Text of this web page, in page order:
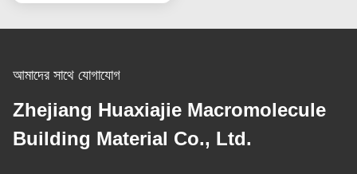
আমাদের সাথে যোগাযোগ
Zhejiang Huaxiajie Macromolecule
Building Material Co., Ltd.